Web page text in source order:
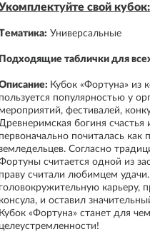
свой кубок:
Универсальные
Подходящие таблички для
Кубок «Фортуна» из
пользуется популярностью у
мероприятий, фестивалей,
богиня счастья
первоначально почиталась как
Согласно
считается одной из
праву считали любимцем
головокружительную карьеру,
консула, и оставил
Кубок «Фортуна» станет для
целеустремленности!